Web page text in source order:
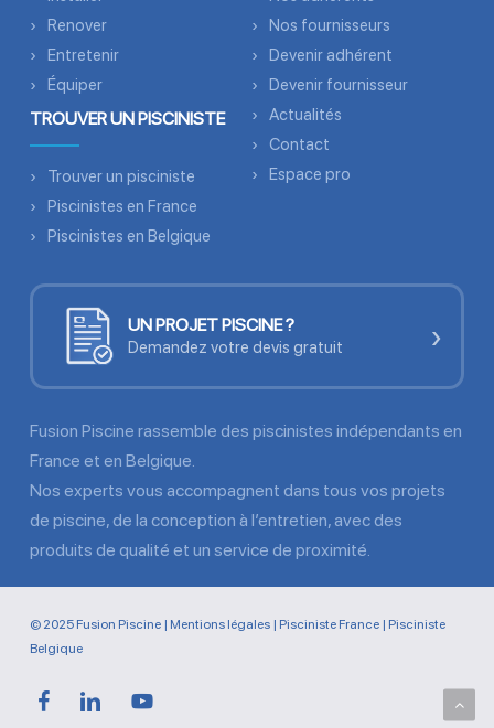
Renover
Entretenir
Équiper
TROUVER UN PISCINISTE
Trouver un pisciniste
Piscinistes en France
Piscinistes en Belgique
Nos fournisseurs
Devenir adhérent
Devenir fournisseur
Actualités
Contact
Espace pro
UN PROJET PISCINE ?
Demandez votre devis gratuit ›
Fusion Piscine rassemble des piscinistes indépendants en
France et en Belgique.
Nos experts vous accompagnent dans tous vos projets
de piscine, de la conception à l’entretien, avec des
produits de qualité et un service de proximité.
© 2025 Fusion Piscine | Mentions légales| Pisciniste France| Pisciniste
Belgique
facebooklinkedin youtube